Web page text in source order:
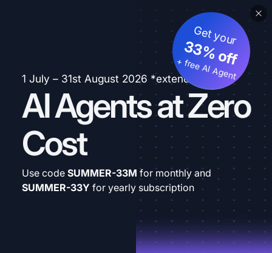
1 July – 31st August 2026 *extended
AI Agents at Zero
Cost
Get your
33% off
+ free AI Agent
Use code SUMMER-33M for monthly and
SUMMER-33Y for yearly subscription